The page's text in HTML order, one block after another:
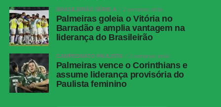
VAR
Rodolpho Toski Marques (PR)
Botafogo
Warleson; Vitinho, Gabriel Justino, Ferraresi e
Alex Telles (Paulinho); Danilo, Medina e
Montoro (Danilo); Villalba (Matheus Martins),
Kauan Toledo (Jordan Barrera/Lucas
Emanuel) e Arthur Cabral.Técnico: Franclim
Carvalho
Fluminense
BRASILEIRÃO SÉRIE A 2 semanas atrás
Palmeiras goleia o Vitória no
Barradão e amplia vantagem na
liderança do Brasileirão
CAMPEONATO PAULISTA 2 semanas atrás
Palmeiras vence o Corinthians e
assume liderança provisória do
Paulista feminino